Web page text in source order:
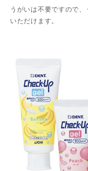
うがいは不要ですので
いただけます。